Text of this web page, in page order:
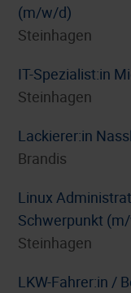
(m/w/d)
Steinhagen
IT-Spezialist:in
Steinhagen
Lackierer:in
Brandis
Linux
Schwerpunkt
Steinhagen
LKW-Fahrer:in /